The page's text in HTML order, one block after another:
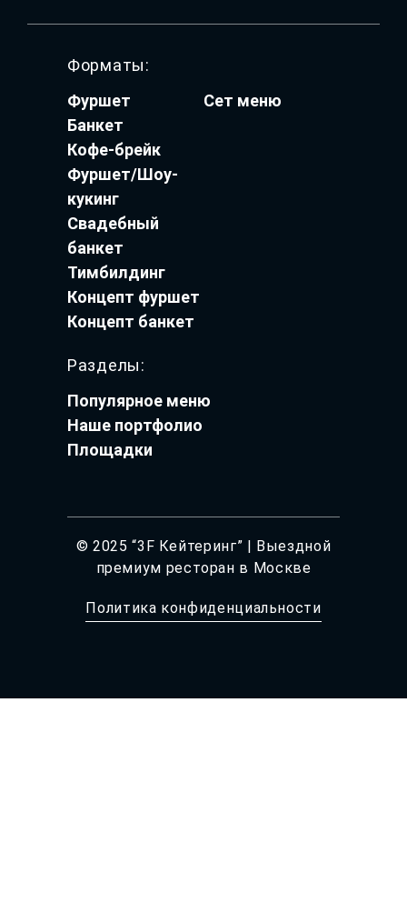
Форматы:
Фуршет
Банкет
Кофе-брейк
Фуршет/Шоу-
кукинг
Свадебный
банкет
Тимбилдинг
Концепт фуршет
Концепт банкет
Сет меню
Разделы:
Популярное меню
Наше портфолио
Площадки
© 2025 “3F Кейтеринг” | Выездной
премиум ресторан в Москве
Политика конфиденциальности